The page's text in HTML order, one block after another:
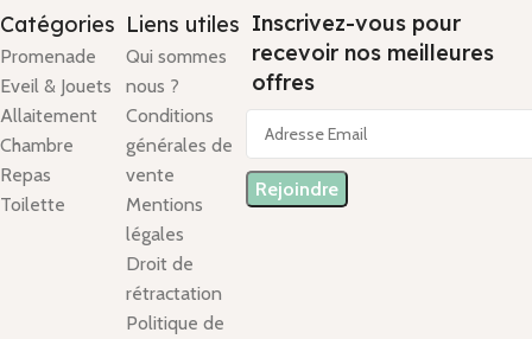
Catégories
Promenade
Eveil & Jouets
Allaitement
Chambre
Repas
Toilette
Liens utiles
Qui sommes
nous ?
Conditions
générales de
vente
Mentions
légales
Droit de
rétractation
Politique de
Inscrivez-vous pour
recevoir nos meilleures
offres